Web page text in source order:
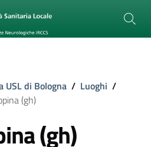
USL di Bologna / Luoghi /
(gh)
(gh)